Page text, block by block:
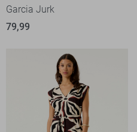
Garcia Jurk
79,99